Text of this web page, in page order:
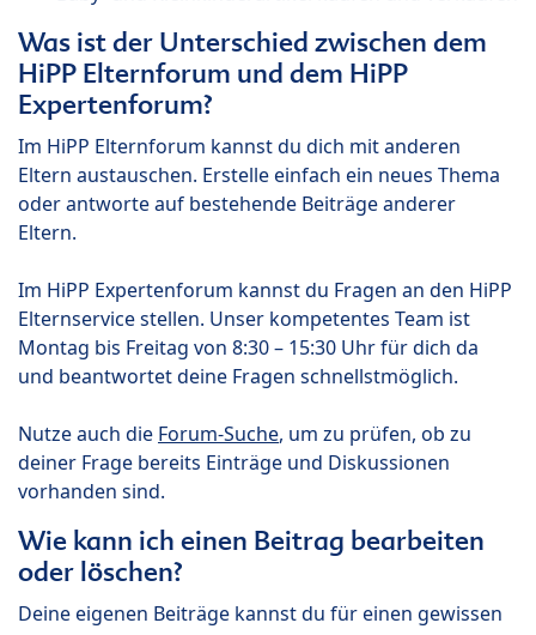
Was ist der Unterschied zwischen dem
HiPP Elternforum und dem HiPP
Expertenforum?
Im HiPP Elternforum kannst du dich mit anderen
Eltern austauschen. Erstelle einfach ein neues Thema
oder antworte auf bestehende Beiträge anderer
Eltern.
Im HiPP Expertenforum kannst du Fragen an den HiPP
Elternservice stellen. Unser kompetentes Team ist
Montag bis Freitag von 8:30 – 15:30 Uhr für dich da
und beantwortet deine Fragen schnellstmöglich.
Nutze auch die Forum-Suche, um zu prüfen, ob zu
deiner Frage bereits Einträge und Diskussionen
vorhanden sind.
Wie kann ich einen Beitrag bearbeiten
oder löschen?
Deine eigenen Beiträge kannst du für einen gewissen